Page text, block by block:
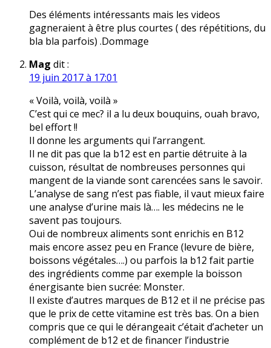
Des éléments intéressants mais les videos
gagneraient à être plus courtes ( des répétitions, du
bla bla parfois) .Dommage
Mag dit :
19 juin 2017 à 17:01
« Voilà, voilà, voilà »
C’est qui ce mec? il a lu deux bouquins, ouah bravo,
bel effort !!
Il donne les arguments qui l’arrangent.
Il ne dit pas que la b12 est en partie détruite à la
cuisson, résultat de nombreuses personnes qui
mangent de la viande sont carencées sans le savoir.
L’analyse de sang n’est pas fiable, il vaut mieux faire
une analyse d’urine mais là…. les médecins ne le
savent pas toujours.
Oui de nombreux aliments sont enrichis en B12
mais encore assez peu en France (levure de bière,
boissons végétales….) ou parfois la b12 fait partie
des ingrédients comme par exemple la boisson
énergisante bien sucrée: Monster.
Il existe d’autres marques de B12 et il ne précise pas
que le prix de cette vitamine est très bas. On a bien
compris que ce qui le dérangeait c’était d’acheter un
complément de b12 et de financer l’industrie